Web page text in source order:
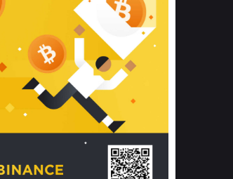
thêm các nghiên cứu khoa học về tác
động của giấc ngủ và môi trường
phòng ngủ đối với sức khỏe con
người tại Sleep Foundation (External
Link) để có cái nhìn toàn diện hơn.
2. Các tiêu chí vàng khi lựa chọn
chăn ga gối đệm cao cấp cho phòng
ngủ
Để sở hữu một bộ chăn ga gối đệm
cao cấp hoàn hảo cả về thẩm mỹ lẫn
công năng, người tiêu dùng cần cân
nhắc kỹ lưỡng các tiêu chí quan trọng